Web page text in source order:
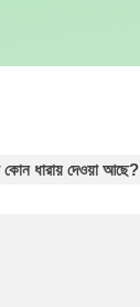
কোন ধারায় দেওয়া আছে?